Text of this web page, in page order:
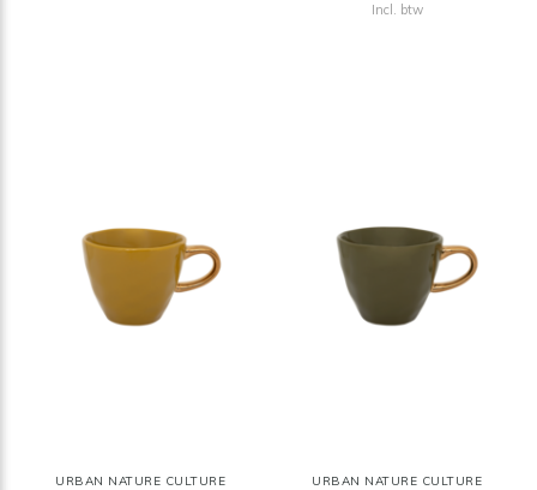
Incl. btw
URBAN NATURE CULTURE URBAN NATURE CULTURE